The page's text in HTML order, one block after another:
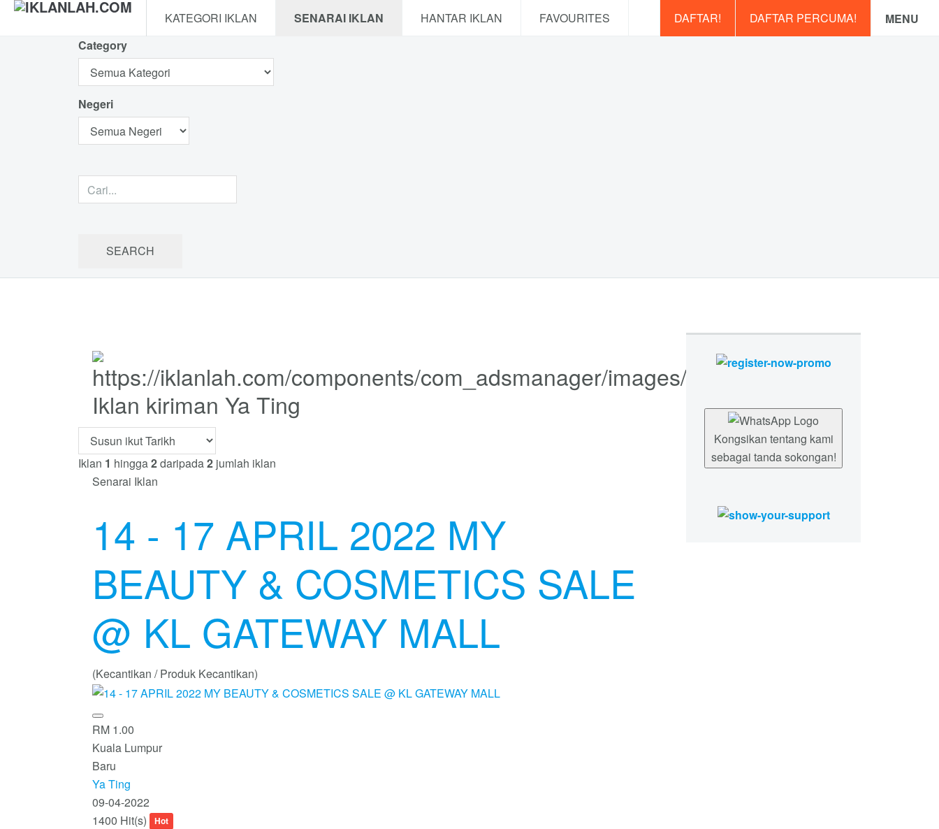
KATEGORI IKLAN SENARAI IKLAN HANTAR IKLAN FAVOURITES MENU
DAFTAR PERCUMA!
DAFTAR!
Category
Negeri
Iklan kiriman Ya Ting
Iklan 1 hingga2daripada2 jumlah iklan
Senarai Iklan
14 - 17 APRIL 2022 MY
BEAUTY & COSMETICS SALE
@ KL GATEWAY MALL
(Kecantikan / Produk Kecantikan)
RM 1.00
Kuala Lumpur
Baru
Ya Ting
09-04-2022
1400 Hit(s)
Hot
Kongsikan tentang kami
sebagai tanda sokongan!